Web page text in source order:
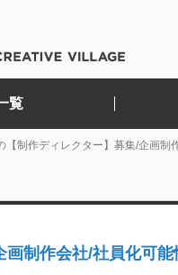
覧
【制作ディレクター】募集/企画制
制作会社/社員化可能